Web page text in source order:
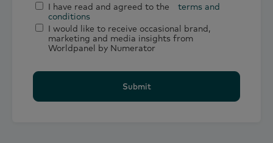
I have read and agreed to the
terms and
conditions
I would like to receive occasional brand,
marketing and media insights from
Worldpanel by Numerator
Submit